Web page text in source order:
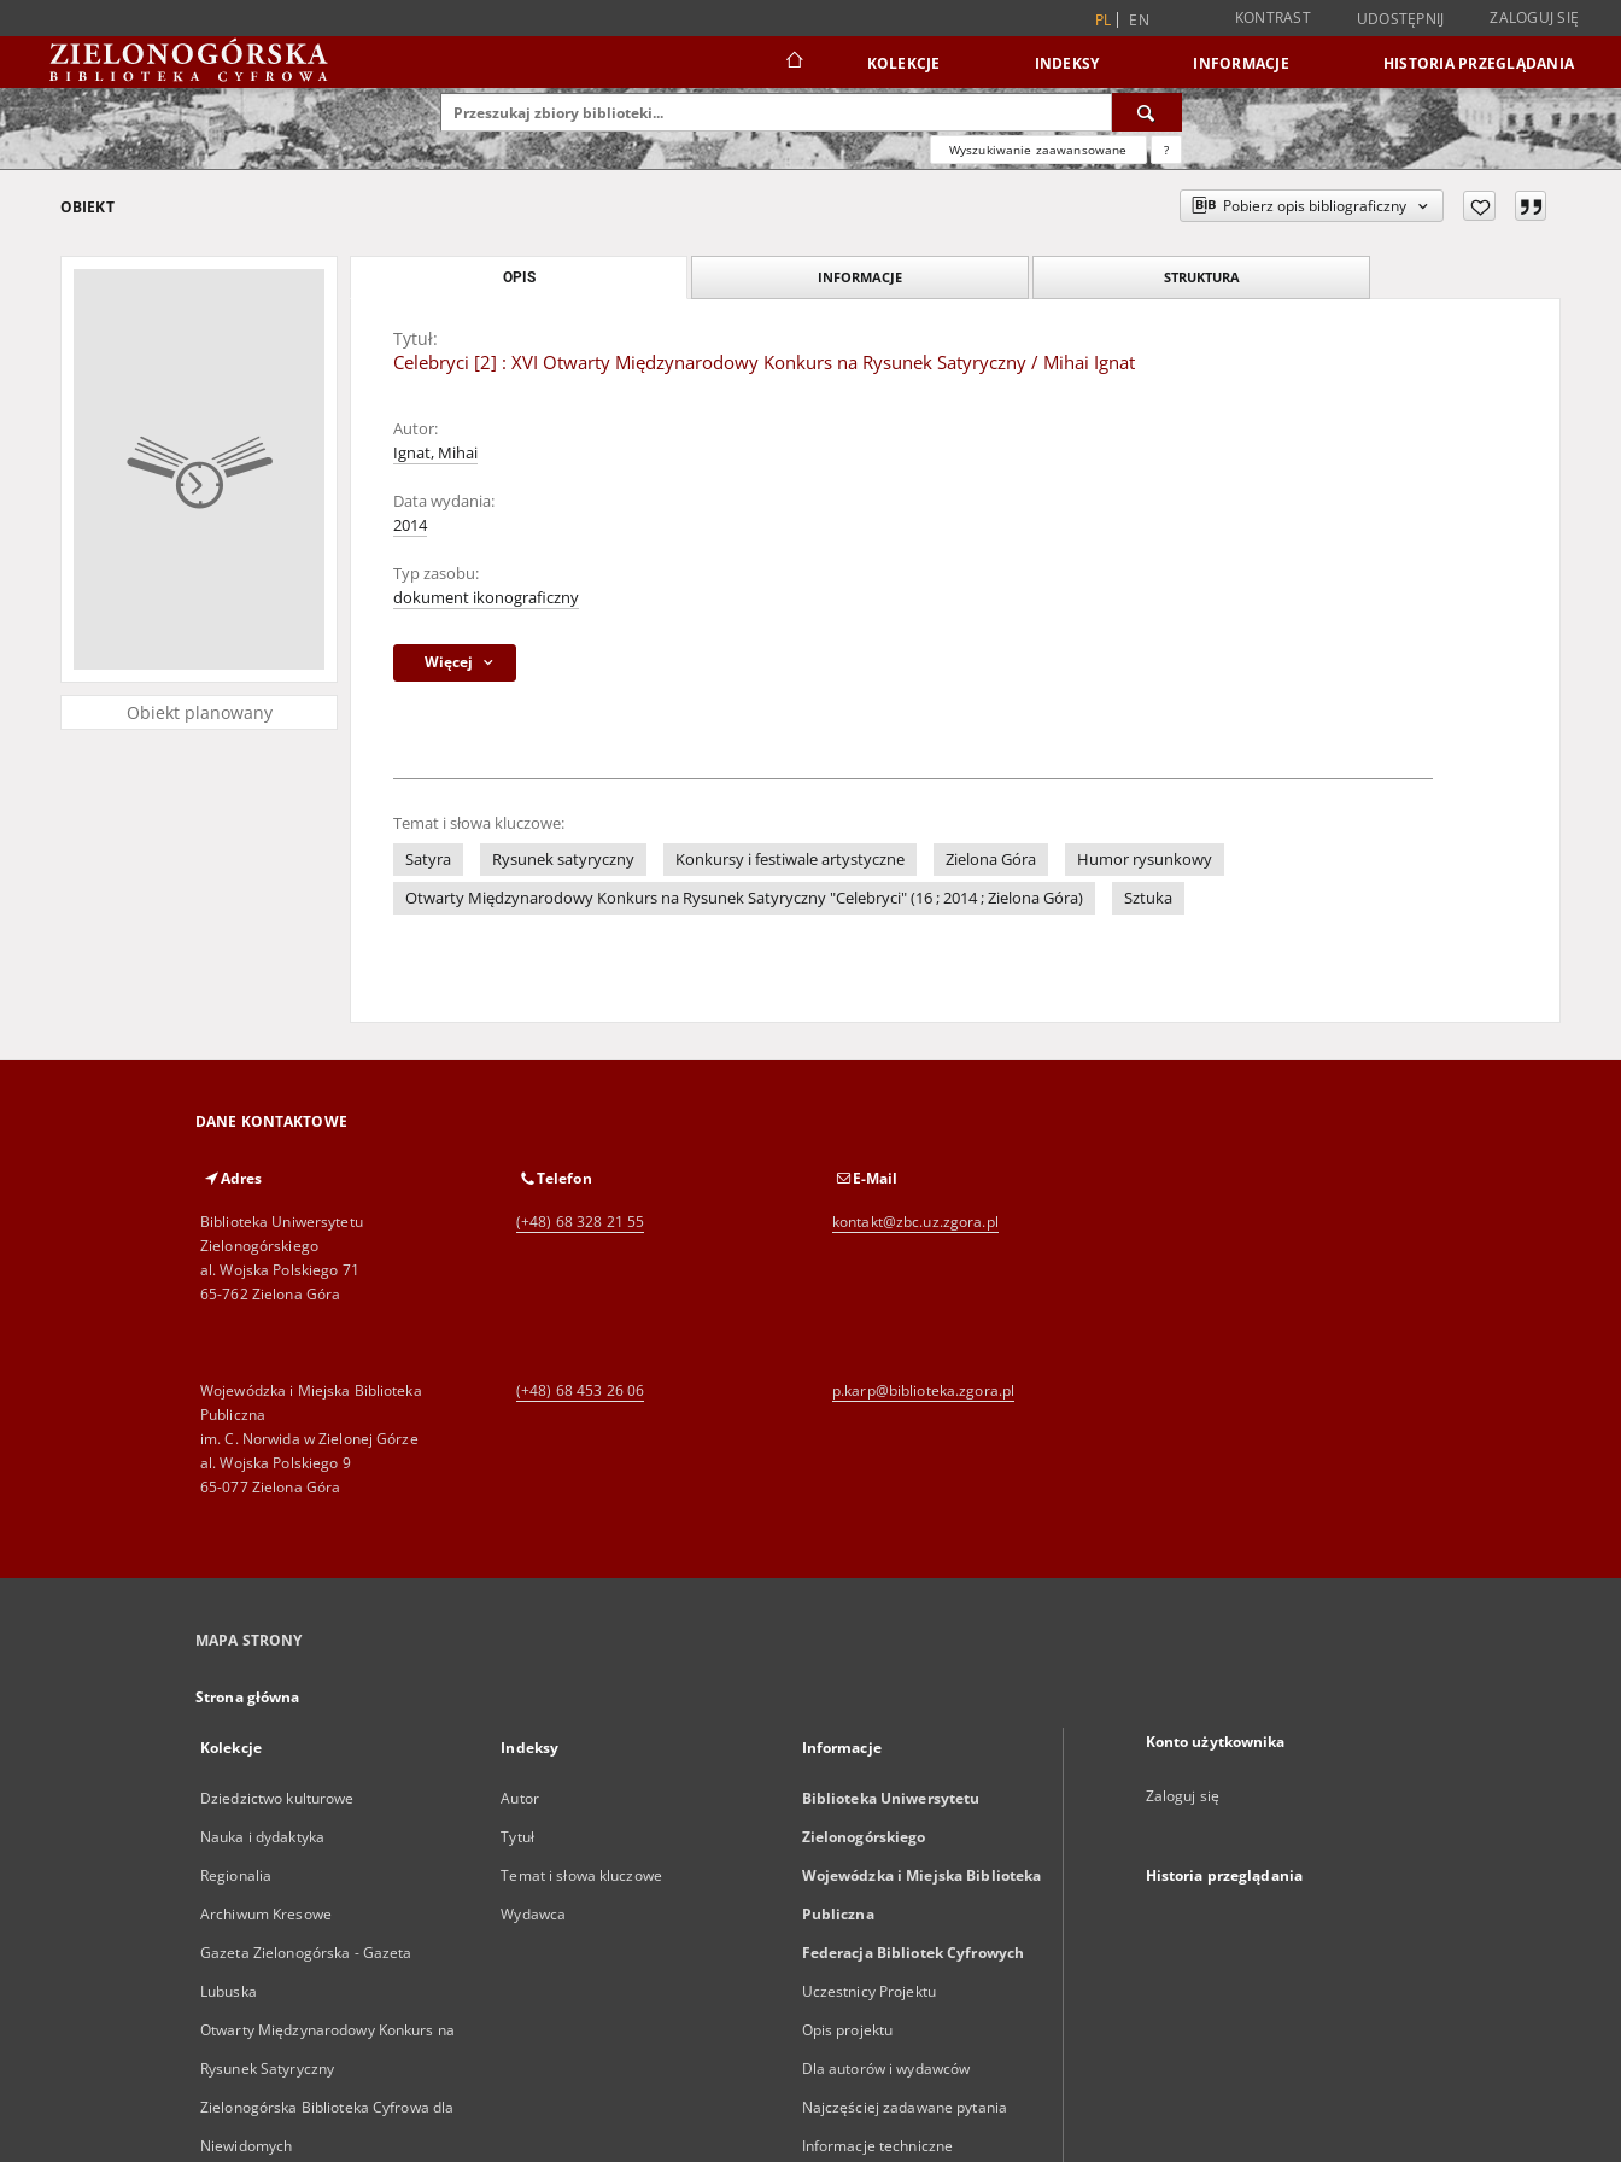
PL EN KONTRAST UDOSTĘPNIJ ZALOGUJ SIĘ
KOLEKCJE INDEKSY INFORMACJE HISTORIA PRZEGLĄDANIA
Wyszukiwanie zaawansowane ?
OBIEKT Pobierz opis bibliograficzny
Obiekt planowany
OPIS INFORMACJE STRUKTURA
Tytuł:
Celebryci [2] : XVI Otwarty Międzynarodowy Konkurs na Rysunek Satyryczny / Mihai Ignat
Autor:
Ignat, Mihai
Data wydania:
2014
Typ zasobu:
dokument ikonograficzny
Więcej
Temat i słowa kluczowe:
Satyra
Rysunek satyryczny Konkursy i festiwale artystyczne Zielona Góra
Humor rysunkowy
Otwarty Międzynarodowy Konkurs na Rysunek Satyryczny "Celebryci" (16 ; 2014 ; Zielona Góra)
Sztuka
DANE KONTAKTOWE
Adres
Biblioteka Uniwersytetu
Zielonogórskiego
al. Wojska Polskiego 71
65-762 Zielona Góra
Telefon
(+48) 68 328 21 55
E-Mail
kontakt@zbc.uz.zgora.pl
Wojewódzka i Miejska Biblioteka
Publiczna
im. C. Norwida w Zielonej Górze
al. Wojska Polskiego 9
65-077 Zielona Góra
(+48) 68 453 26 06 p.karp@biblioteka.zgora.pl
MAPA STRONY
Strona główna
Kolekcje
Dziedzictwo kulturowe
Nauka i dydaktyka
Regionalia
Archiwum Kresowe
Gazeta Zielonogórska - Gazeta
Lubuska
Otwarty Międzynarodowy Konkurs na
Rysunek Satyryczny
Zielonogórska Biblioteka Cyfrowa dla
Niewidomych
Indeksy
Autor
Tytuł
Temat i słowa kluczowe
Wydawca
Informacje
Biblioteka Uniwersytetu
Zielonogórskiego
Wojewódzka i Miejska Biblioteka
Publiczna
Federacja Bibliotek Cyfrowych
Uczestnicy Projektu
Opis projektu
Dla autorów i wydawców
Najczęściej zadawane pytania
Informacje techniczne
Konto użytkownika
Zaloguj się
Historia przeglądania